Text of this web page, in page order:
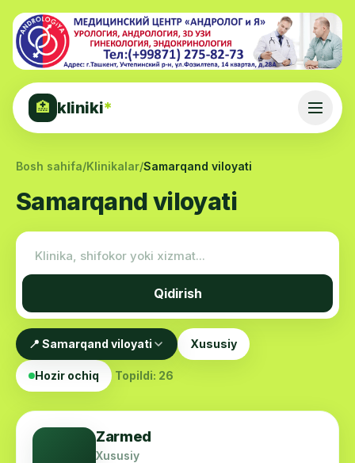
🏥 kliniki*
Bosh sahifa/Klinikalar/Samarqand viloyati
Samarqand viloyati
Qidirish
📍 Samarqand viloyati Xususiy
Hozir ochiq Topildi: 26
Zarmed
Xususiy